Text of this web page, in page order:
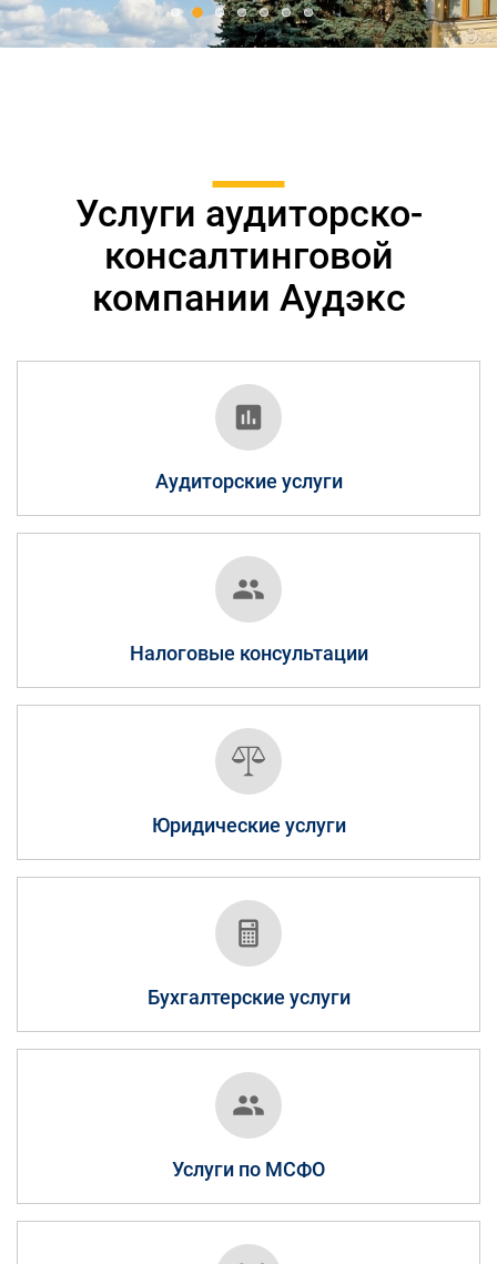
Услуги аудиторско-
консалтинговой
компании Аудэкс
Аудиторские услуги
Налоговые консультации
Юридические услуги
Бухгалтерские услуги
Услуги по МСФО